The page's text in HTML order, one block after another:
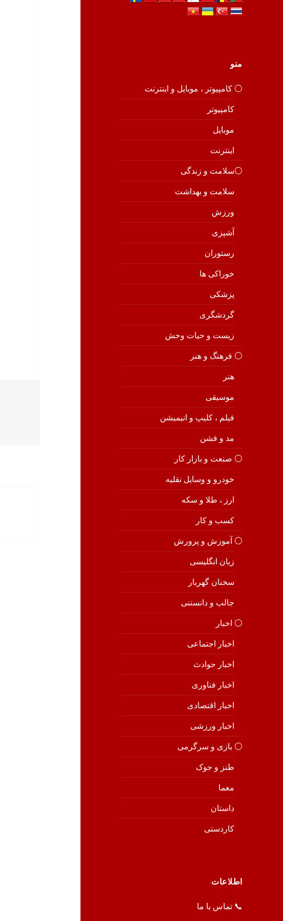
منو
⚪️ کامپیوتر ، موبایل و اینترنت
کامپیوتر
موبایل
اینترنت
⚪️سلامت و زندگی
سلامت و بهداشت
ورزش
آشپزی
رستوران
خوراکی ها
پزشکی
گردشگری
زیست و حیات وحش
⚪️ فرهنگ و هنر
هنر
موسیقی
فیلم ، کلیپ و انیمیشن
مد و فشن
⚪️ صنعت و بازار کار
خودرو و وسایل نقلیه
ارز ، طلا و سکه
کسب و کار
⚪️ آموزش و پرورش
زبان انگلیسی
سخنان گهربار
جالب و دانستنی
⚪️ اخبار
اخبار اجتماعی
اخبار حوادث
اخبار فناوری
اخبار اقتصادی
اخبار ورزشی
⚪️ بازی و سرگرمی
طنز و جوک
معما
داستان
کاردستی
اطلاعات
📞 تماس با ما